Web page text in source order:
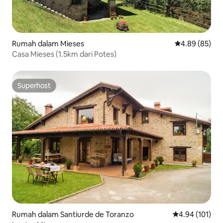
Rumah dalam Mieses Penarafan
4.89 (85)
Casa Mieses (1.5km dari Potes)
Superhost
Superhost
Rumah dalam Santiurde de Toranzo Penarafan
4.94 (101)